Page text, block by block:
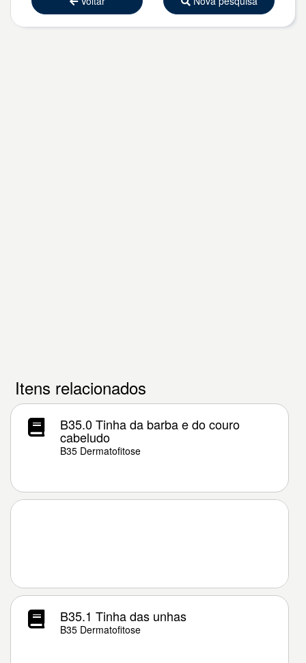
Itens relacionados
B35.0 Tinha da barba e do couro
cabeludo
B35 Dermatofitose
B35.1 Tinha das unhas
B35 Dermatofitose